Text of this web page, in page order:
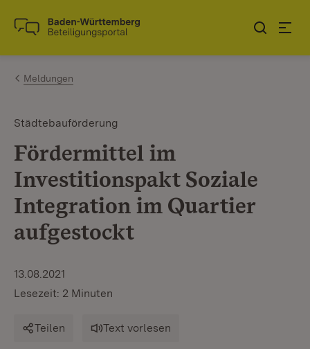
Zum Inhalt springen
Link zur Startseite
Meldungen
Städtebauförderung
Fördermittel im
Investitionspakt Soziale
Integration im Quartier
aufgestockt
13.08.2021
Lesezeit: 2 Minuten
Teilen Text vorlesen